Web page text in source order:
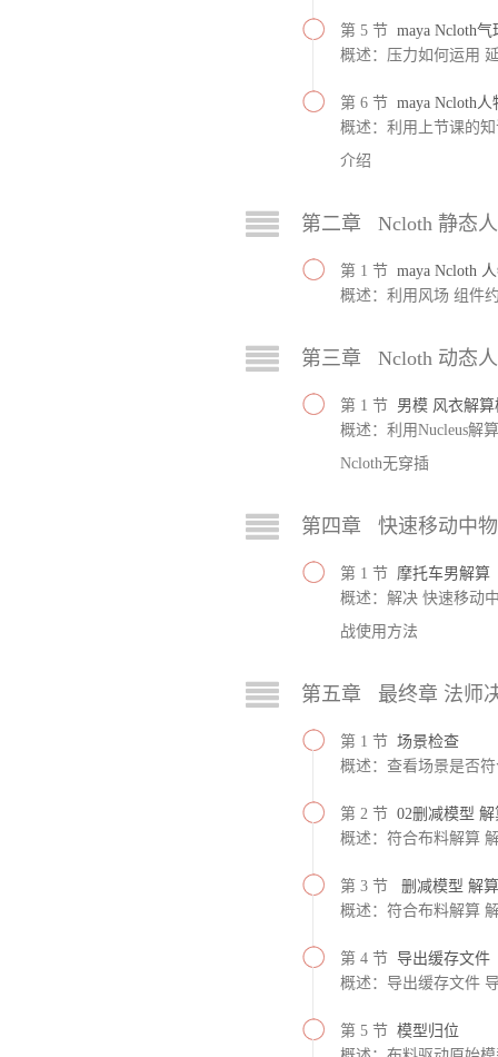
第 5 节 maya Ncloth
概述：压力如何运用
第 6 节 maya Ncloth
概述：利用上节课的
介绍
第二章 Ncloth 静态
第 1 节 maya Ncloth
概述：利用风场 组件
第三章 Ncloth 动态
第 1 节 男模 风衣解算
概述：利用Nucleus解
Ncloth无穿插
第四章 快速移动中
第 1 节 摩托车男解算
概述：解决 快速移动
战使用方法
第五章 最终章 法师
第 1 节 场景检查
概述：查看场景是否
第 2 节 02删减模型
概述：符合布料解算
第 3 节
删减模型 解
概述：符合布料解算
第 4 节 导出缓存文件
概述：导出缓存文件
第 5 节 模型归位